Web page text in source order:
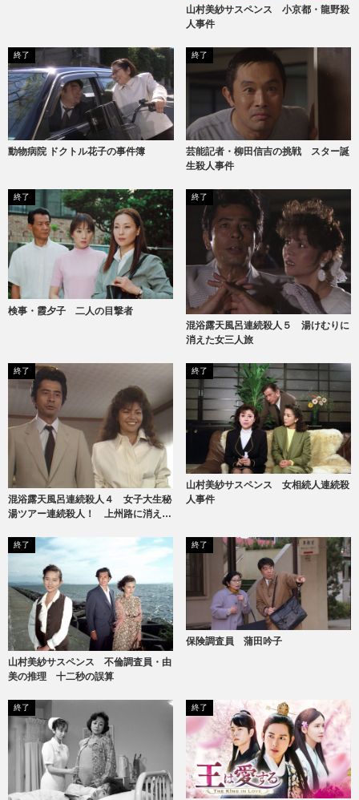
山村美紗サスペンス 小京都・龍野殺
人事件
終了
動物病院 ドクトル花子の事件簿
終了
芸能記者・柳田信吉の挑戦 スター誕
生殺人事件
終了
検事・霞夕子 二人の目撃者
終了
混浴露天風呂連続殺人５ 湯けむりに
消えた女三人旅
終了
混浴露天風呂連続殺人４ 女子大生秘
湯ツアー連続殺人！ 上州路に消えた
終了
山村美紗サスペンス 女相続人連続殺
人事件
終了
山村美紗サスペンス 不倫調査員・由
美の推理 十二秒の誤算
終了
保険調査員 蒲田吟子
終了 終了